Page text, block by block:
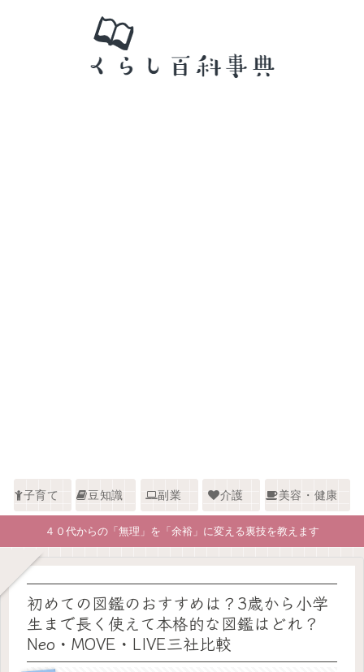
子育て 豆知識 副業 介護 美容・健康
４０代からの「無理」を「余裕」に変える裏技を教えます
初めての図鑑のおすすめは？3歳から小学
生まで長く使えて本格的な図鑑はどれ？
Neo・MOVE・LIVE三社比較